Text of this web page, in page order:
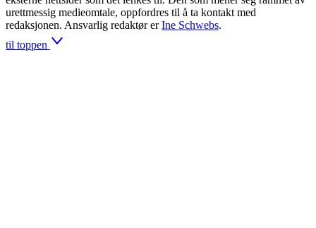
urettmessig medieomtale, oppfordres til å ta kontakt med
redaksjonen. Ansvarlig redaktør er Ine Schwebs.
til toppen